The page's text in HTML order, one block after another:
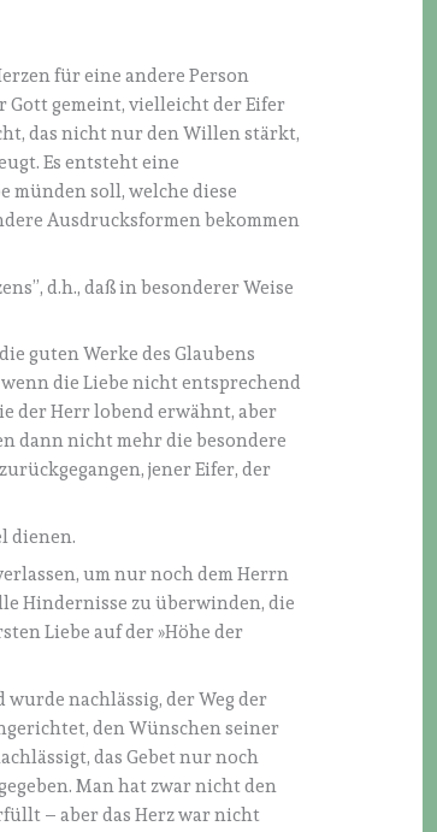
für eine andere Person
Gott gemeint, vielleicht der Eifer
das nicht nur den Willen stärkt,
Es entsteht eine
münden soll, welche diese
Ausdrucksformen bekommen
d.h., daß in besonderer Weise
guten Werke des Glaubens
die Liebe nicht entsprechend
der Herr lobend erwähnt, aber
dann nicht mehr die besondere
jener Eifer, der
dienen.
um nur noch dem Herrn
Hindernisse zu überwinden, die
Liebe auf der »Höhe der
wurde nachlässig, der Weg der
den Wünschen seiner
das Gebet nur noch
Man hat zwar nicht den
– aber das Herz war nicht